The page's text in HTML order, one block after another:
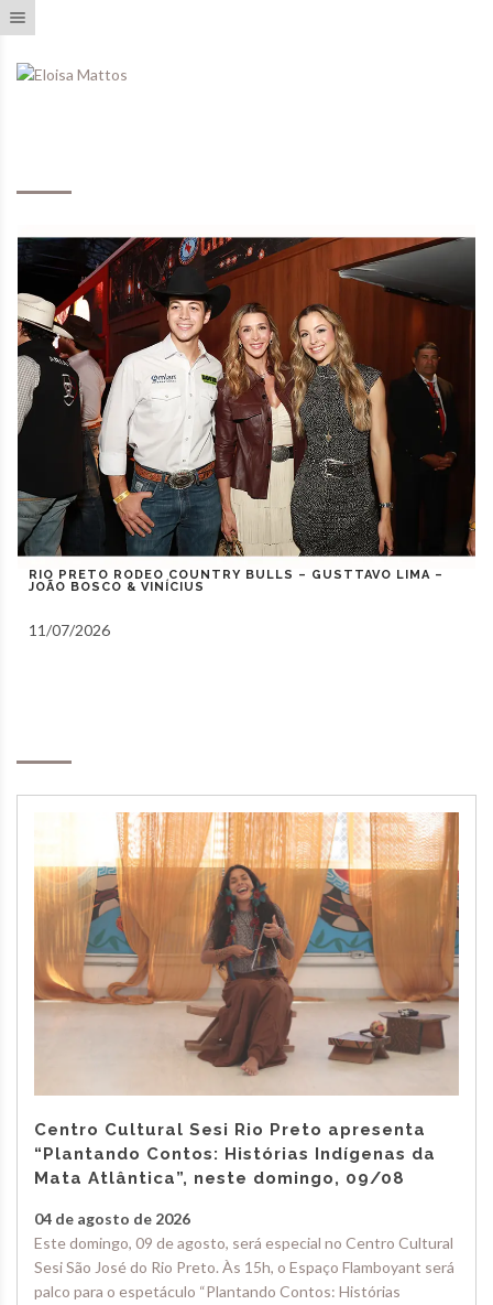
RIO PRETO COUNTRY BULLS – ZEZÉ DI CAMARGO,
GUSTAVO MIOTO E NATANZINHO LIMA
10/07/2026
Centro Cultural Sesi Rio Preto apresenta
“Plantando Contos: Histórias Indígenas da
Mata Atlântica”, neste domingo, 09/08
04 de agosto de 2026
Este domingo, 09 de agosto, será especial no Centro Cultural
Sesi São José do Rio Preto. Às 15h, o Espaço Flamboyant será
palco para o espetáculo “Plantando Contos: Histórias